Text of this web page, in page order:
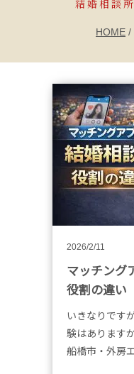
結婚相談所
HOME /
2026/2/11
マッチング
役割の違い
いきなりです
験はあります
船橋市・外房